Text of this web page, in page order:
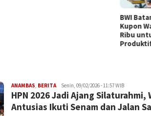
BWI
Kupon
Ribu
ANAMBAS, BERITAImanSenin, 09/02/2026 - 11:57 WIB
HPN 2026 Jadi Ajang Silaturahmi,
Antusias Ikuti Senam dan Jalan